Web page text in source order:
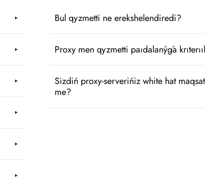
Bul qyzmetti ne erekshelendiredi?
Proxy men qyzmetti paıdalanýǵa
Sizdiń proxy-serverińiz white hat
me?